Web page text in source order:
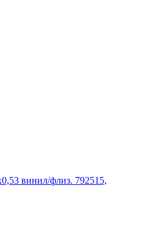
винил/флиз. 792515,